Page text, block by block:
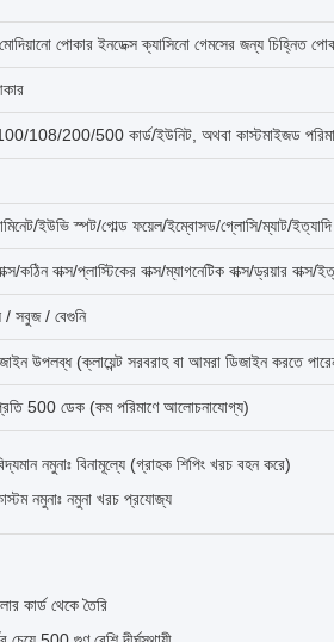
পোকার ইনডেক্স ক্যাসিনো গেমসের জন্য চিহ্নিত
108/200/500 কার্ড/ইউনিট, অথবা কাস্টমাইজড
ইউভি স্পট/গোল্ড ফয়েল/ইম্বোসড/গ্লোসি/ম্যাট/
কঠিন বাক্স/প্লাস্টিকের বাক্স/ম্যাগনেটিক বাক্স/ড্রয়ার বাক্স/
/ সবুজ / বেগুনি
উপলব্ধ (ক্লায়েন্ট সরবরাহ বা আমরা ডিজাইন করতে
500 ডেক (কম পরিমাণে আলোচনাযোগ্য)
নমুনাঃ বিনামূল্যে (গ্রাহক শিপিং খরচ বহন করে)
নমুনাঃ নমুনা খরচ প্রযোজ্য
কার্ড থেকে তৈরি